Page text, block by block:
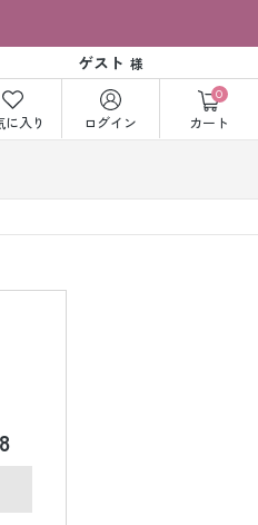
ゲスト 様
に入り ログイン
0
カート
タル